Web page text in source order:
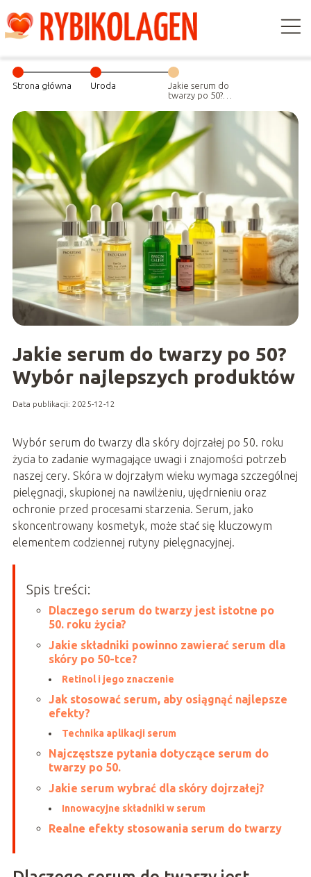
Strona główna Uroda
Jakie serum do
twarzy po 50?
najlepszych
produktów
Jakie serum do twarzy po 50?
Wybór najlepszych produktów
Data publikacji: 2025-12-12
Wybór serum do twarzy dla skóry dojrzałej po 50. roku
życia to zadanie wymagające uwagi i znajomości potrzeb
naszej cery. Skóra w dojrzałym wieku wymaga szczególnej
pielęgnacji, skupionej na nawilżeniu, ujędrnieniu oraz
ochronie przed procesami starzenia. Serum, jako
skoncentrowany kosmetyk, może stać się kluczowym
elementem codziennej rutyny pielęgnacyjnej.
Spis treści:
Dlaczego serum do twarzy jest istotne po
50. roku życia?
Jakie składniki powinno zawierać serum dla
skóry po 50-tce?
Retinol i jego znaczenie
Jak stosować serum, aby osiągnąć najlepsze
efekty?
Technika aplikacji serum
Najczęstsze pytania dotyczące serum do
twarzy po 50.
Jakie serum wybrać dla skóry dojrzałej?
Innowacyjne składniki w serum
Realne efekty stosowania serum do twarzy